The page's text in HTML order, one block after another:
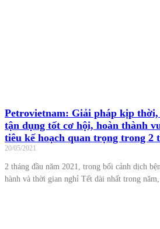
Petrovietnam: Giải pháp kịp thời,
tận dụng tốt cơ hội, hoàn thành
tiêu kế hoạch quan trọng trong 2
20/05/2021
2 tháng đầu năm 2021, trong bối cảnh dịch
hành và thời gian nghỉ Tết dài nhất trong